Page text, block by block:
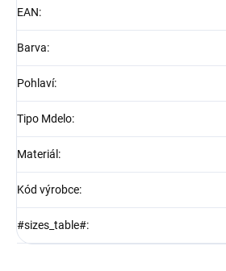
EAN:
Barva:
Pohlaví:
Tipo Mdelo:
Materiál :
Kód výrobce:
#sizes_table#: